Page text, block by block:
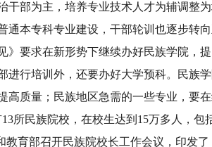
干部为主，培养专业技术人才为辅调整
通本专科专业建设，干部轮训也逐步转
》要求在新形势下继续办好民族学院，
进行培训外，还要办好大学预科。民族
高质量；民族地区急需的一些专业，要
所民族院校，在校生达到15万多人，包
教育部召开民族院校长工作会议，印发